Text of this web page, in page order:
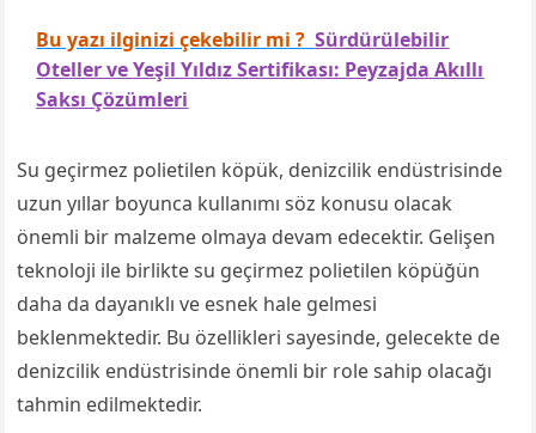
Bu yazı ilginizi çekebilir mi ? Sürdürülebilir
Oteller ve Yeşil Yıldız Sertifikası: Peyzajda Akıllı
Saksı Çözümleri
Su geçirmez polietilen köpük, denizcilik endüstrisinde
uzun yıllar boyunca kullanımı söz konusu olacak
önemli bir malzeme olmaya devam edecektir. Gelişen
teknoloji ile birlikte su geçirmez polietilen köpüğün
daha da dayanıklı ve esnek hale gelmesi
beklenmektedir. Bu özellikleri sayesinde, gelecekte de
denizcilik endüstrisinde önemli bir role sahip olacağı
tahmin edilmektedir.